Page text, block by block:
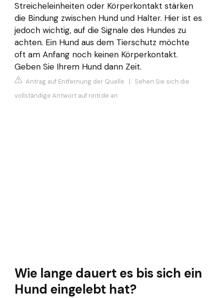
Streicheleinheiten oder Körperkontakt stärken
die Bindung zwischen Hund und Halter. Hier ist es
jedoch wichtig, auf die Signale des Hundes zu
achten. Ein Hund aus dem Tierschutz möchte
oft am Anfang noch keinen Körperkontakt.
Geben Sie Ihrem Hund dann Zeit.
Antrag auf Entfernung der Quelle | Sehen Sie sich die
vollständige Antwort auf rinti.de an
Wie lange dauert es bis sich ein
Hund eingelebt hat?